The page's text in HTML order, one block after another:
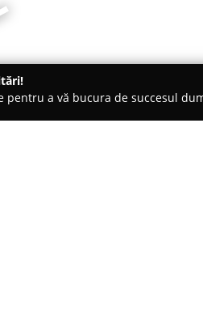
a vă bucura de succesul